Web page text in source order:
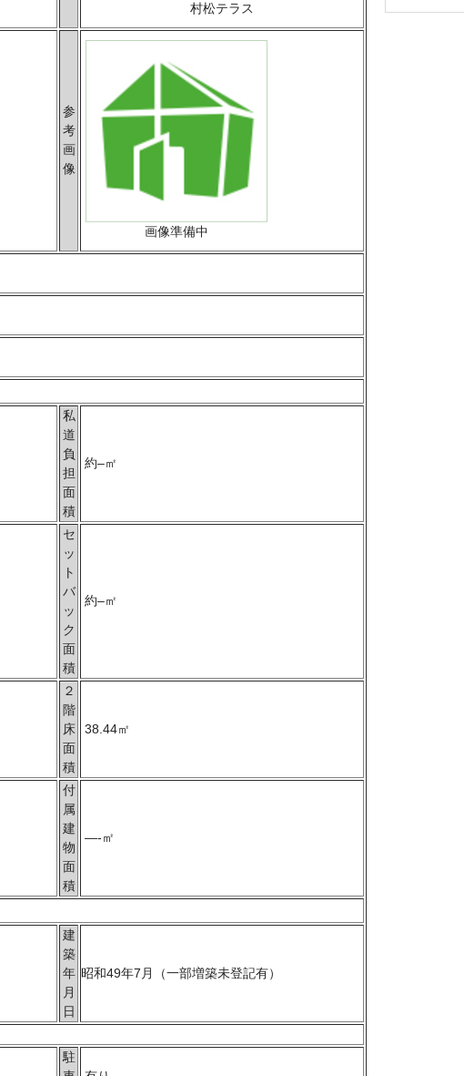
村松テラス
参
考
画
像
画像準備中
私
道
負
担
面
積
約–㎡
セ
ッ
ト
バ
ッ
ク
面
積
約–㎡
２
階
床
面
積
38.44㎡
付
属
建
物
面
積
—-㎡
建
築
年
月
日
昭和49年7月（一部増築未登記有）
駐